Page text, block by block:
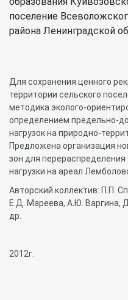
Для сохранения ценного
территории сельского
методика эколого-
определением предельно-
нагрузок на природно-
Предложена организация
зон для
нагрузки на ареал
Авторский коллектив: П.П.
Е.Д. Мареева, А.Ю. Варгина,
др.
2012г.